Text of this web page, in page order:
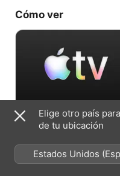
Cómo ver
Aceptar prueba gratuita
7 días gratis, luego $ 29.900 al
Elige otro país
de tu ubicación
Estados Unidos
México)